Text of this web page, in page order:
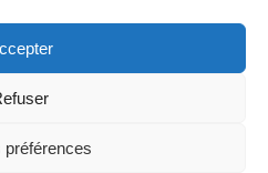
préférences